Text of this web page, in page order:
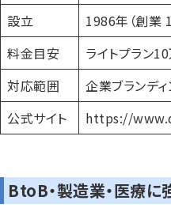
設立
1986年（創業
料金目安
ライトプラン
対応範囲
企業ブランディ
公式サイト
https://
BtoB・製造業・医療に